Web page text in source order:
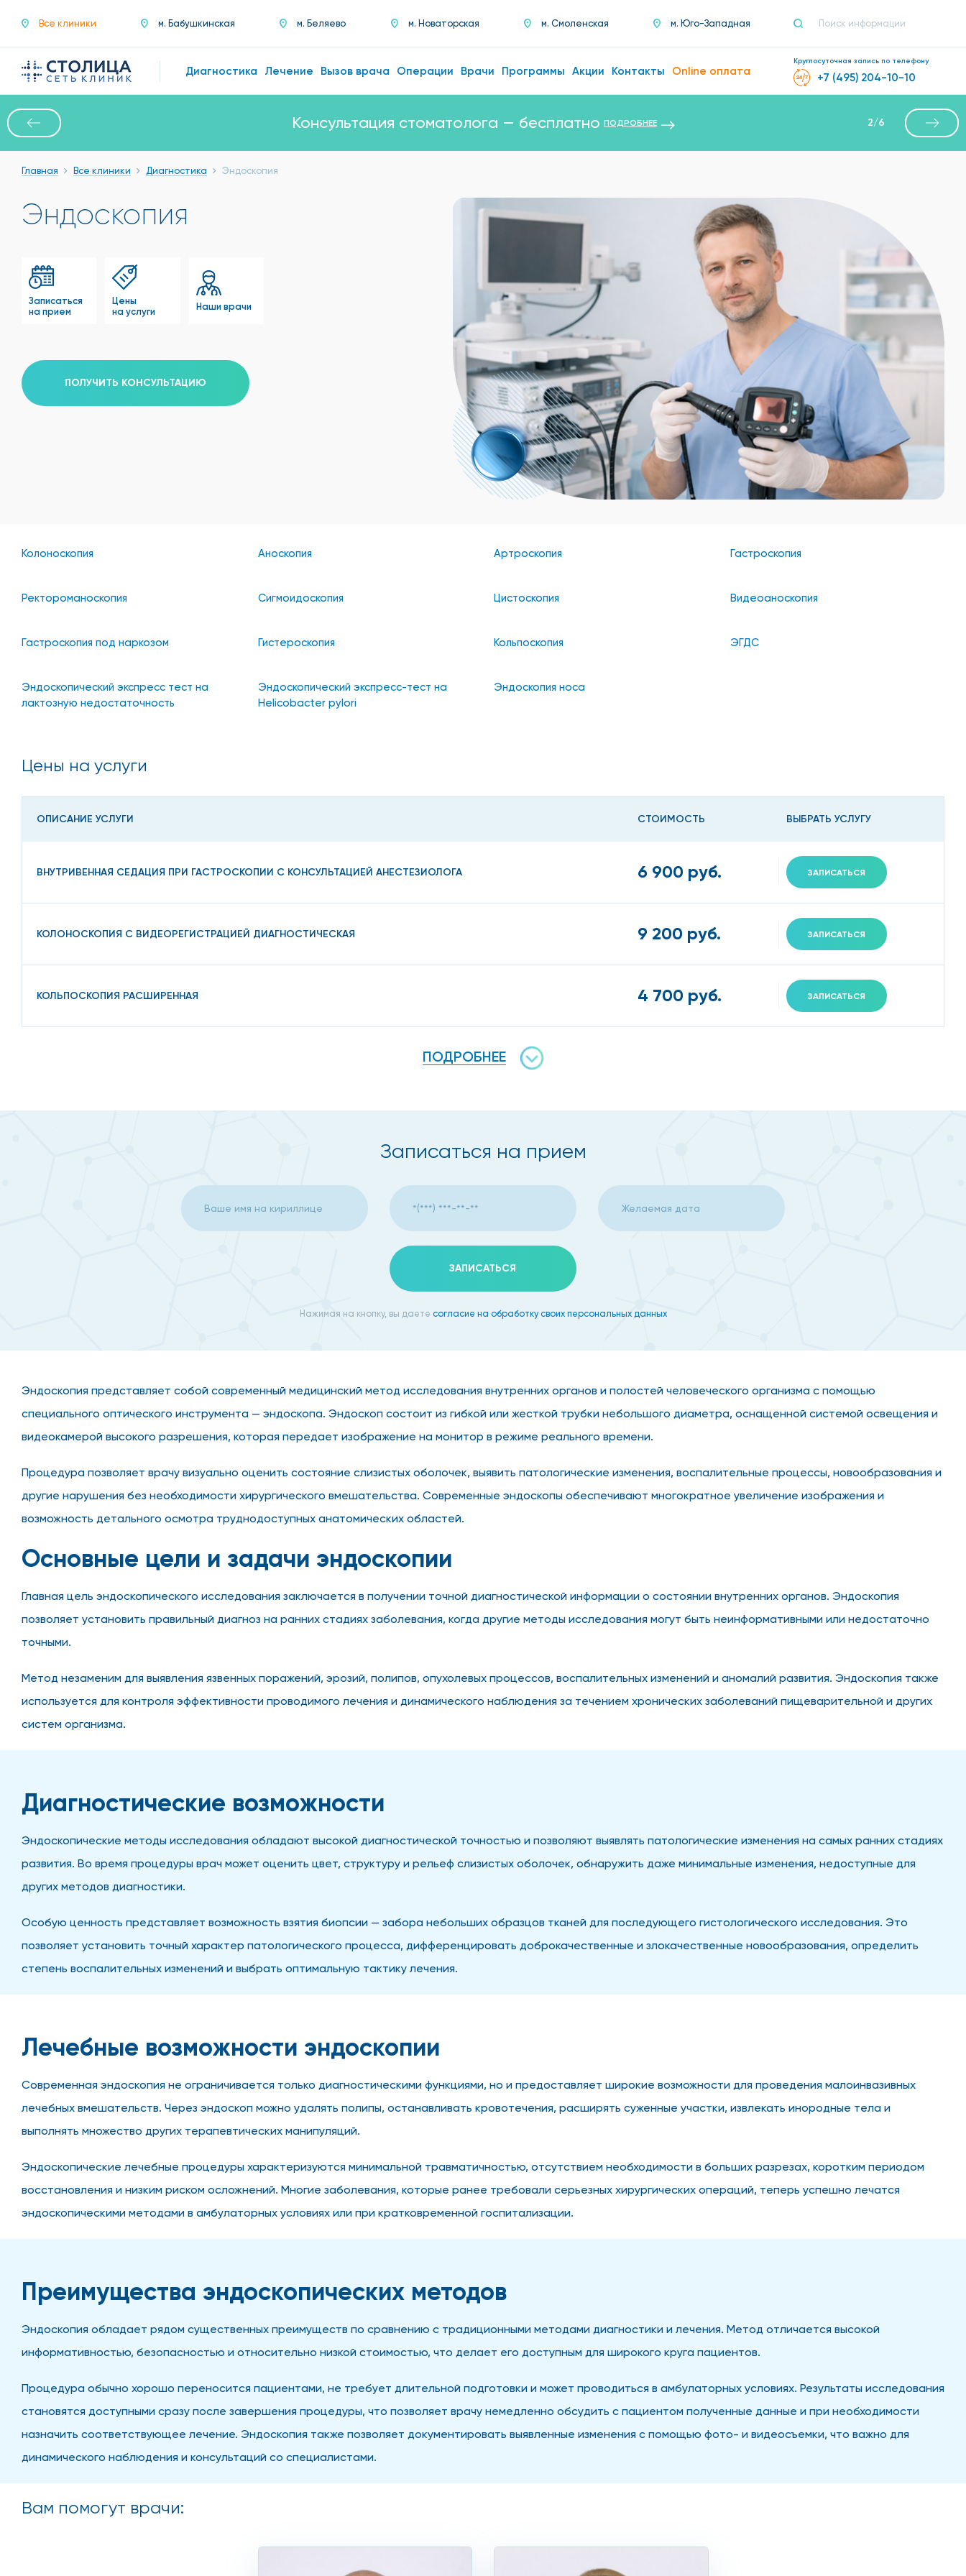
Все клиники м. Бабушкинская м. Беляево м. Новаторская м. Смоленская м. Юго-Западная
Диагностика Лечение Вызов врача Операции Врачи Программы Акции Контакты Online оплата
Круглосуточная запись по телефону
+7 (495) 204-10-10
Консультация стоматолога — бесплатно ПОДРОБНЕЕ 2/6
Главная Все клиники Диагностика Эндоскопия
Эндоскопия
Записаться
на прием
Цены
на услуги
Наши врачи
ПОЛУЧИТЬ КОНСУЛЬТАЦИЮ
Колоноскопия Аноскопия Артроскопия Гастроскопия
Ректороманоскопия Сигмоидоскопия Цистоскопия Видеоаноскопия
Гастроскопия под наркозом Гистероскопия Кольпоскопия ЭГДС
Эндоскопический экспресс тест на
лактозную недостаточность
Эндоскопический экспресс-тест на
Helicobacter pylori
Эндоскопия носа
Цены на услуги
ОПИСАНИЕ УСЛУГИ СТОИМОСТЬ ВЫБРАТЬ УСЛУГУ
ВНУТРИВЕННАЯ СЕДАЦИЯ ПРИ ГАСТРОСКОПИИ С КОНСУЛЬТАЦИЕЙ АНЕСТЕЗИОЛОГА 6 900 руб. ЗАПИСАТЬСЯ
КОЛОНОСКОПИЯ С ВИДЕОРЕГИСТРАЦИЕЙ ДИАГНОСТИЧЕСКАЯ 9 200 руб. ЗАПИСАТЬСЯ
КОЛЬПОСКОПИЯ РАСШИРЕННАЯ 4 700 руб. ЗАПИСАТЬСЯ
ПОДРОБНЕЕ
Записаться на прием
ЗАПИСАТЬСЯ
Нажимая на кнопку, вы даете согласие на обработку своих персональных данных
Эндоскопия представляет собой современный медицинский метод исследования внутренних органов и полостей человеческого организма с помощью
специального оптического инструмента — эндоскопа. Эндоскоп состоит из гибкой или жесткой трубки небольшого диаметра, оснащенной системой освещения и
видеокамерой высокого разрешения, которая передает изображение на монитор в режиме реального времени.
Процедура позволяет врачу визуально оценить состояние слизистых оболочек, выявить патологические изменения, воспалительные процессы, новообразования и
другие нарушения без необходимости хирургического вмешательства. Современные эндоскопы обеспечивают многократное увеличение изображения и
возможность детального осмотра труднодоступных анатомических областей.
Основные цели и задачи эндоскопии
Главная цель эндоскопического исследования заключается в получении точной диагностической информации о состоянии внутренних органов. Эндоскопия
позволяет установить правильный диагноз на ранних стадиях заболевания, когда другие методы исследования могут быть неинформативными или недостаточно
точными.
Метод незаменим для выявления язвенных поражений, эрозий, полипов, опухолевых процессов, воспалительных изменений и аномалий развития. Эндоскопия также
используется для контроля эффективности проводимого лечения и динамического наблюдения за течением хронических заболеваний пищеварительной и других
систем организма.
Диагностические возможности
Эндоскопические методы исследования обладают высокой диагностической точностью и позволяют выявлять патологические изменения на самых ранних стадиях
развития. Во время процедуры врач может оценить цвет, структуру и рельеф слизистых оболочек, обнаружить даже минимальные изменения, недоступные для
других методов диагностики.
Особую ценность представляет возможность взятия биопсии — забора небольших образцов тканей для последующего гистологического исследования. Это
позволяет установить точный характер патологического процесса, дифференцировать доброкачественные и злокачественные новообразования, определить
степень воспалительных изменений и выбрать оптимальную тактику лечения.
Лечебные возможности эндоскопии
Современная эндоскопия не ограничивается только диагностическими функциями, но и предоставляет широкие возможности для проведения малоинвазивных
лечебных вмешательств. Через эндоскоп можно удалять полипы, останавливать кровотечения, расширять суженные участки, извлекать инородные тела и
выполнять множество других терапевтических манипуляций.
Эндоскопические лечебные процедуры характеризуются минимальной травматичностью, отсутствием необходимости в больших разрезах, коротким периодом
восстановления и низким риском осложнений. Многие заболевания, которые ранее требовали серьезных хирургических операций, теперь успешно лечатся
эндоскопическими методами в амбулаторных условиях или при кратковременной госпитализации.
Преимущества эндоскопических методов
Эндоскопия обладает рядом существенных преимуществ по сравнению с традиционными методами диагностики и лечения. Метод отличается высокой
информативностью, безопасностью и относительно низкой стоимостью, что делает его доступным для широкого круга пациентов.
Процедура обычно хорошо переносится пациентами, не требует длительной подготовки и может проводиться в амбулаторных условиях. Результаты исследования
становятся доступными сразу после завершения процедуры, что позволяет врачу немедленно обсудить с пациентом полученные данные и при необходимости
назначить соответствующее лечение. Эндоскопия также позволяет документировать выявленные изменения с помощью фото- и видеосъемки, что важно для
динамического наблюдения и консультаций со специалистами.
Вам помогут врачи: